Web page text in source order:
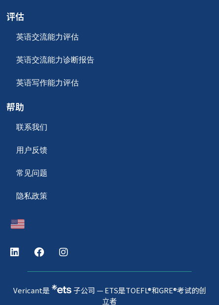
评估
英语交流能力评估
英语交流能力诊断报告
英语写作能力评估
帮助
联系我们
用户反馈
常见问题
隐私政策
Vericant是
子公司 — ETS是TOEFL®和GRE®考试的创
立者